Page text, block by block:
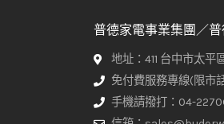
普德家電事業集團／
地址：411 台中市太平
免付費服務專線(限
手機請撥打：04-